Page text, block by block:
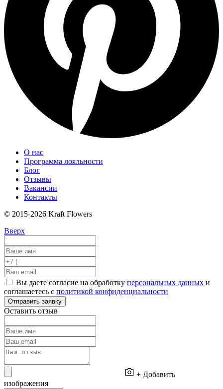
О нас
Программа лояльности
Блог
Отзывы
Вакансии
Контакты
© 2015-2026 Kraft Flowers
Вверх
Вы даете согласие на обработку персональных данных и
соглашаетесь с политикой конфиденциальности
Отправить заявку
Оставить отзыв
+ Добавить
изображения